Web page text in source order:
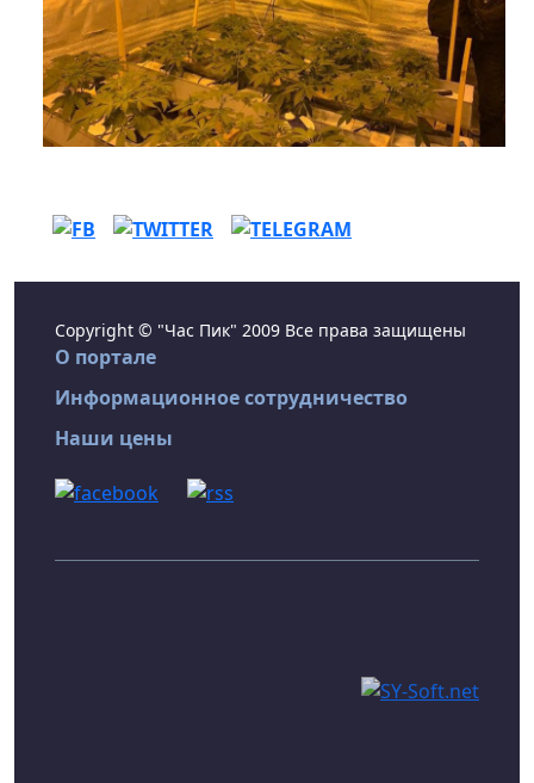
Copyright © "Час Пик" 2009 Все права защищены
О портале
Информационное сотрудничество
Наши цены